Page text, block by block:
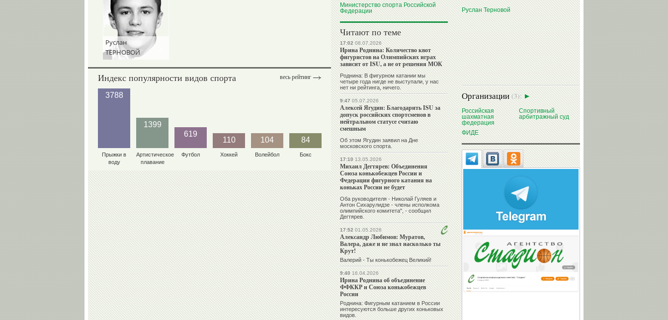
Руслан
ТЕРНОВОЙ
весь рейтинг
Индекс популярности видов спорта
3788
Прыжки в
воду
1399
Артистическое
плавание
619
Футбол
110
Хоккей
104
Волейбол
84
Бокс
Министерство спорта Российской
Федерации
Читают по теме
17:0208.07.2026
Ирина Роднина: Количество квот
фигуристов на Олимпийских играх
зависит от ISU, а не от решения МОК
Роднина: В фигурном катании мы
четыре года нигде не выступали, у нас
нет ни рейтинга, ничего.
9:4705.07.2026
Алексей Ягудин: Благодарить ISU за
допуск российских спортсменов в
нейтральном статусе считаю
смешным
Об этом Ягудин заявил на Дне
московского спорта.
17:1013.05.2026
Михаил Дегтярев: Объединения
Союза конькобежцев России и
Федерации фигурного катания на
коньках России не будет
Оба руководителя - Николай Гуляев и
Антон Сихарулидзе - члены исполкома
олимпийского комитета", - сообщил
Дегтярев.
17:5201.05.2026
Александр Любимов: Муратов,
Валера, даже и не знал насколько ты
Крут!
Валерий - Ты конькобежец Великий!
9:4016.04.2026
Ирина Роднина об объединение
ФФККР и Союза конькобежцев
России
Роднина: Фигурным катанием в России
интересуются больше других коньковых
видов.
Руслан Терновой
Организации(3):
Российская
шахматная
федерация
Спортивный
арбитражный суд
ФИДЕ